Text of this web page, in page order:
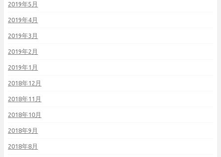
2019年5月
2019年4月
2019年3月
2019年2月
2019年1月
2018年12月
2018年11月
2018年10月
2018年9月
2018年8月